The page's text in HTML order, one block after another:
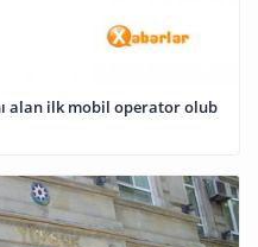
alan ilk mobil operator olub